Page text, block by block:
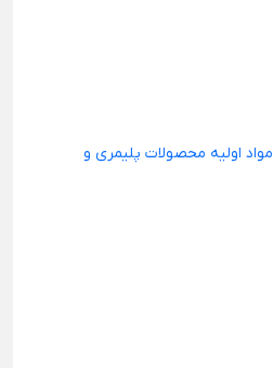
مواد اولیه محصولات پلیمری و